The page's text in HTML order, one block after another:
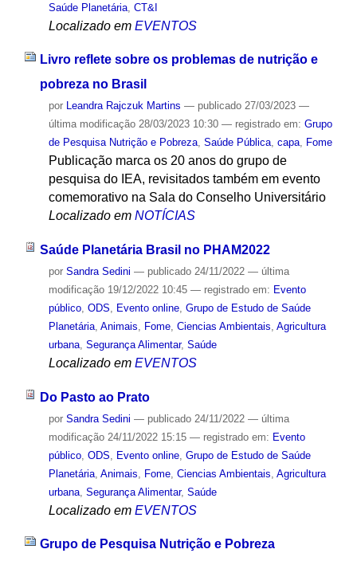
Saúde Planetária, CT&I
Localizado em EVENTOS
Livro reflete sobre os problemas de nutrição e
pobreza no Brasil
por Leandra Rajczuk Martins — publicado27/03/2023 —
última modificação28/03/2023 10:30 — registrado em: Grupo
de Pesquisa Nutrição e Pobreza, Saúde Pública, capa, Fome
Publicação marca os 20 anos do grupo de
pesquisa do IEA, revisitados também em evento
comemorativo na Sala do Conselho Universitário
Localizado em NOTÍCIAS
Saúde Planetária Brasil no PHAM2022
por Sandra Sedini — publicado24/11/2022 — última
modificação19/12/2022 10:45 — registrado em: Evento
público, ODS, Evento online, Grupo de Estudo de Saúde
Planetária, Animais, Fome, Ciencias Ambientais, Agricultura
urbana, Segurança Alimentar, Saúde
Localizado em EVENTOS
Do Pasto ao Prato
por Sandra Sedini — publicado24/11/2022 — última
modificação24/11/2022 15:15 — registrado em: Evento
público, ODS Evento online, Grupo de Estudo de Saúde
Planetária, Animais Fome, Ciencias Ambientais Agricultura
urbana, Segurança Alimentar, Saúde
Localizado em EVENTOS
Grupo de Pesquisa Nutrição e Pobreza